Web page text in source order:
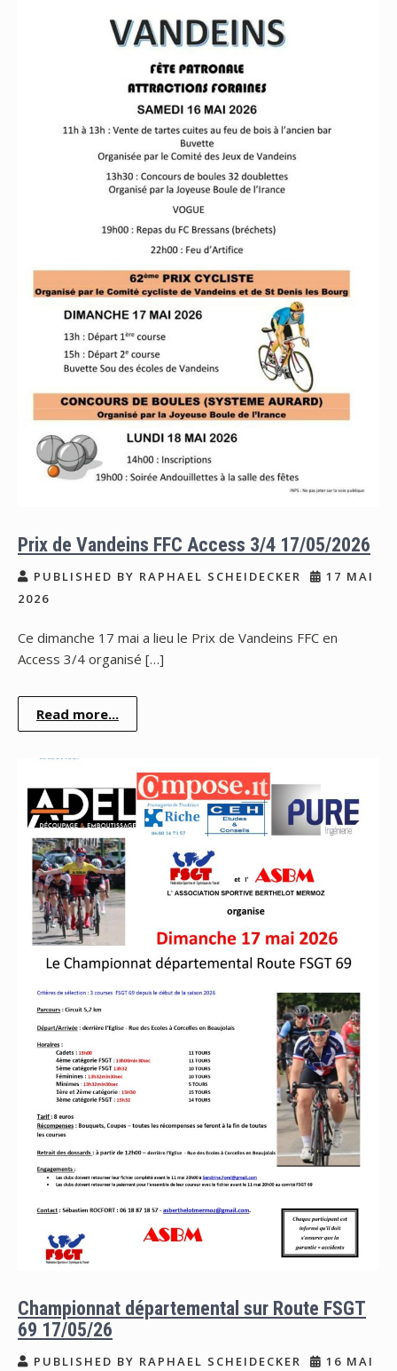
Prix de Vandeins FFC Access 3/4 17/05/2026
PUBLISHED BY RAPHAEL SCHEIDECKER
17 MAI
2026
Ce dimanche 17 mai a lieu le Prix de Vandeins FFC en
Access 3/4 organisé […]
Read more...
Championnat départemental sur Route FSGT
69 17/05/26
PUBLISHED BY RAPHAEL SCHEIDECKER
16 MAI